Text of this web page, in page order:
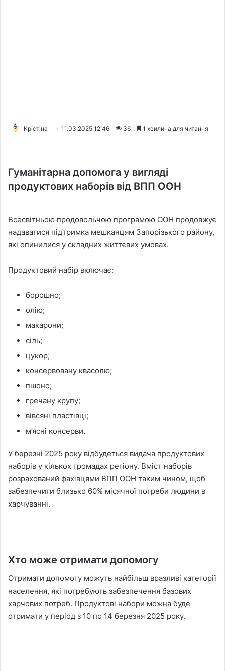
Крістіна 11.03.2025 12:46 36 1 хвилина для читання
Гуманітарна допомога у вигляді
продуктових наборів від ВПП ООН
Всесвітньою продовольчою програмою ООН продовжує
надаватися підтримка мешканцям Запорізького району,
які опинилися у складних життєвих умовах.
Продуктовий набір включає:
борошно;
олію;
макарони;
сіль;
цукор;
консервовану квасолю;
пшоно;
гречану крупу;
вівсяні пластівці;
м’ясні консерви.
У березні 2025 року відбудеться видача продуктових
наборів у кількох громадах регіону. Вміст наборів
розрахований фахівцями ВПП ООН таким чином, щоб
забезпечити близько 60% місячної потреби людини в
харчуванні.
Хто може отримати допомогу
Отримати допомогу можуть найбільш вразливі категорії
населення, які потребують забезпечення базових
харчових потреб. Продуктові набори можна буде
отримати у період з 10 по 14 березня 2025 року.